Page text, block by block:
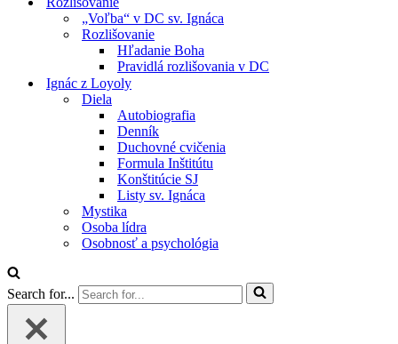
„Voľba“ v DC sv. Ignáca
Rozlišovanie
Hľadanie Boha
Pravidlá rozlišovania v DC
Ignác z Loyoly
Diela
Autobiografia
Denník
Duchovné cvičenia
Formula Inštitútu
Konštitúcie SJ
Listy sv. Ignáca
Mystika
Osoba lídra
Osobnosť a psychológia
Search for...